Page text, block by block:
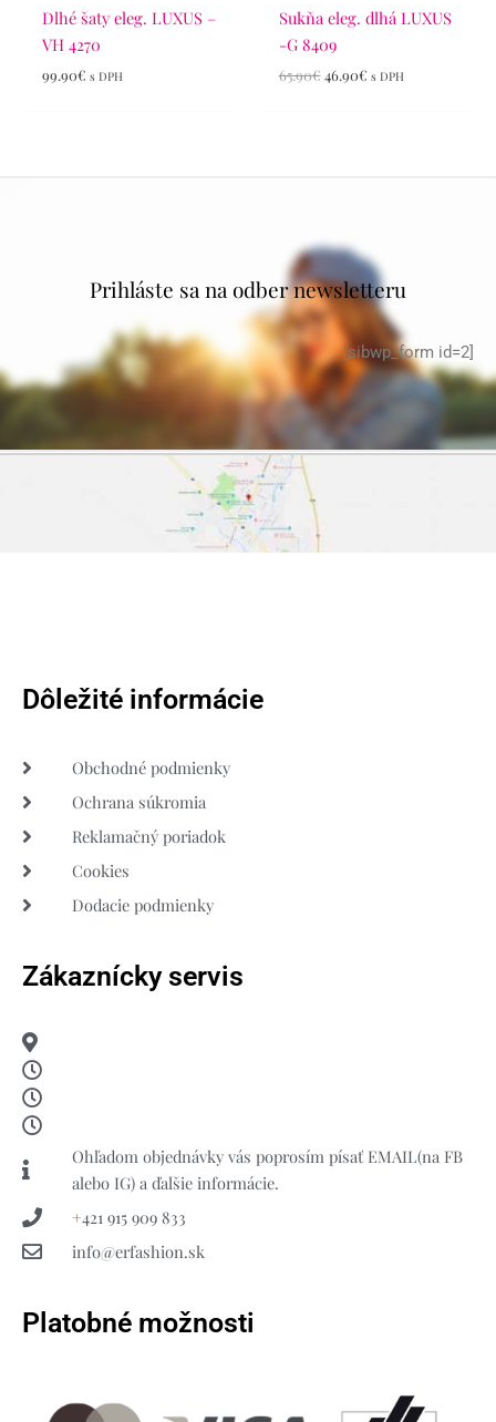
Dlhé šaty eleg. LUXUS –
VH 4270
99.90€ s DPH
Sukňa eleg. dlhá LUXUS
-G 8409
65.90€ 46.90€ s DPH
Prihláste sa na odber newsletteru
[sibwp_form id=2]
Dôležité informácie
Obchodné podmienky
Ochrana súkromia
Reklamačný poriadok
Cookies
Dodacie podmienky
Zákaznícky servis
Ohľadom objednávky vás poprosím písať EMAIL(na FB
alebo IG) a ďalšie informácie.
+421 915 909 833
info@erfashion.sk
Platobné možnosti